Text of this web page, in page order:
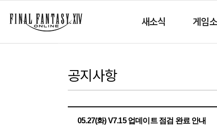
새소식 게임
공지사항
05.27(화) V7.15 업데이트 점검 완료 안내